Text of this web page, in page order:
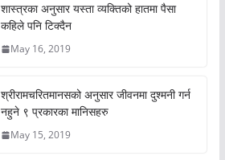
शास्त्रका अनुसार यस्ता व्यक्तिको हातमा पैसा
कहिले पनि टिक्दैन
May 16, 2019
श्रीरामचरितमानसको अनुसार जीवनमा दुश्मनी गर्न
नहुने ९ प्रकारका मानिसहरु
May 15, 2019